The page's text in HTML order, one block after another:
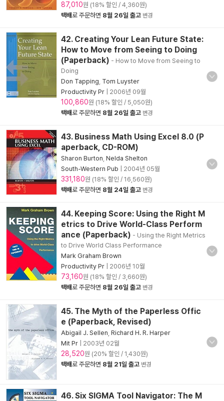
87,010원 (18% 할인 / 4,360원)
택배로 주문하면 8월 26일 출고 변경
42. Creating Your Lean Future State:
How to Move from Seeing to Doing
(Paperback) - How to Move from Seeing to
Doing
Don Tapping Tom Luyster
Productivity Pr
2006년 09월
100,860원 (18% 할인 / 5,050원)
택배로 주문하면 8월 26일 출고 변경
43. Business Math Using Excel 8.0 (P
aperback, CD-ROM)
Sharon Burton Nelda Shelton
South-Western Pub
2004년 05월
331,180원 (18% 할인 / 16,560원)
택배로 주문하면 8월 24일 출고 변경
44. Keeping Score: Using the Right M
etrics to Drive World-Class Perform
ance (Paperback) - Using the Right Metrics
to Drive World Class Performance
Mark Graham Brown
Productivity Pr
2006년 10월
73,160원 (18% 할인 / 3,660원)
택배로 주문하면 8월 26일 출고 변경
45. The Myth of the Paperless Offic
e (Paperback, Revised)
Abigail J. Sellen Richard H. R. Harper
Mit Pr
2003년 02월
28,520원 (20% 할인 / 1,430원)
택배로 주문하면 8월 21일 출고 변경
46. Six SIGMA Tool Navigator: The M